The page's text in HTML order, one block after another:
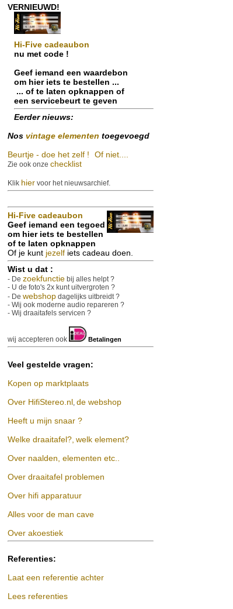
VERNIEUWD!
Hi-Five cadeaubon
nu met code !
Geef iemand een waardebon
om hier iets te bestellen ...
... of te laten opknappen of
een servicebeurt te geven
Eerder nieuws:
Nos vintage elementen toegevoegd
Beurtje - doe het zelf !
Of niet....
Zie ook onze checklist
Klik hier voor het nieuwsarchief.
Hi-Five cadeaubon
Geef iemand een tegoed
om hier iets te bestellen
of te laten opknappen
Of je kunt jezelf iets cadeau doen.
Wist u dat :
- De zoekfunctie bij alles helpt ?
- U de foto's 2x kunt uitvergroten ?
- De webshop dagelijks uitbreidt ?
- Wij ook moderne audio repareren ?
- Wij draaitafels servicen ?
wij accepteren ook Betalingen
Veel gestelde vragen:
Kopen op marktplaats
Over HifiStereo.nl, de webshop
Heeft u mijn snaar ?
Welke draaitafel?, welk element?
Over naalden, elementen etc..
Over draaitafel problemen
Over hifi apparatuur
Alles voor de man cave
Over akoestiek
Referenties:
Laat een referentie achter
Lees referenties